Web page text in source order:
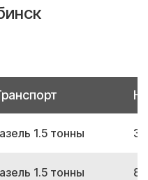
1.5 тонны
1.5 тонны